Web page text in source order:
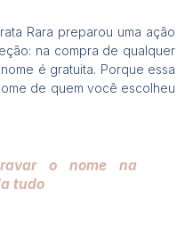
Rara preparou uma ação
na compra de qualquer
é gratuita. Porque essa
de quem você escolheu
o nome na
tudo